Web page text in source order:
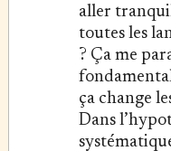
aller
toutes les
? Ça me
ça change
Dans